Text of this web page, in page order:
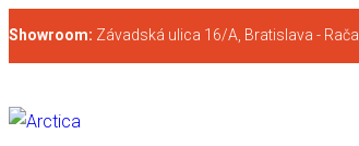
Showroom: Závadská ulica 16/A, Bratislava - Rača